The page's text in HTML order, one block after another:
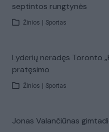
septintos rungtynės
Žinios Sportas
Lyderių neradęs Toronto
pratęsimo
Žinios Sportas
Jonas Valančiūnas